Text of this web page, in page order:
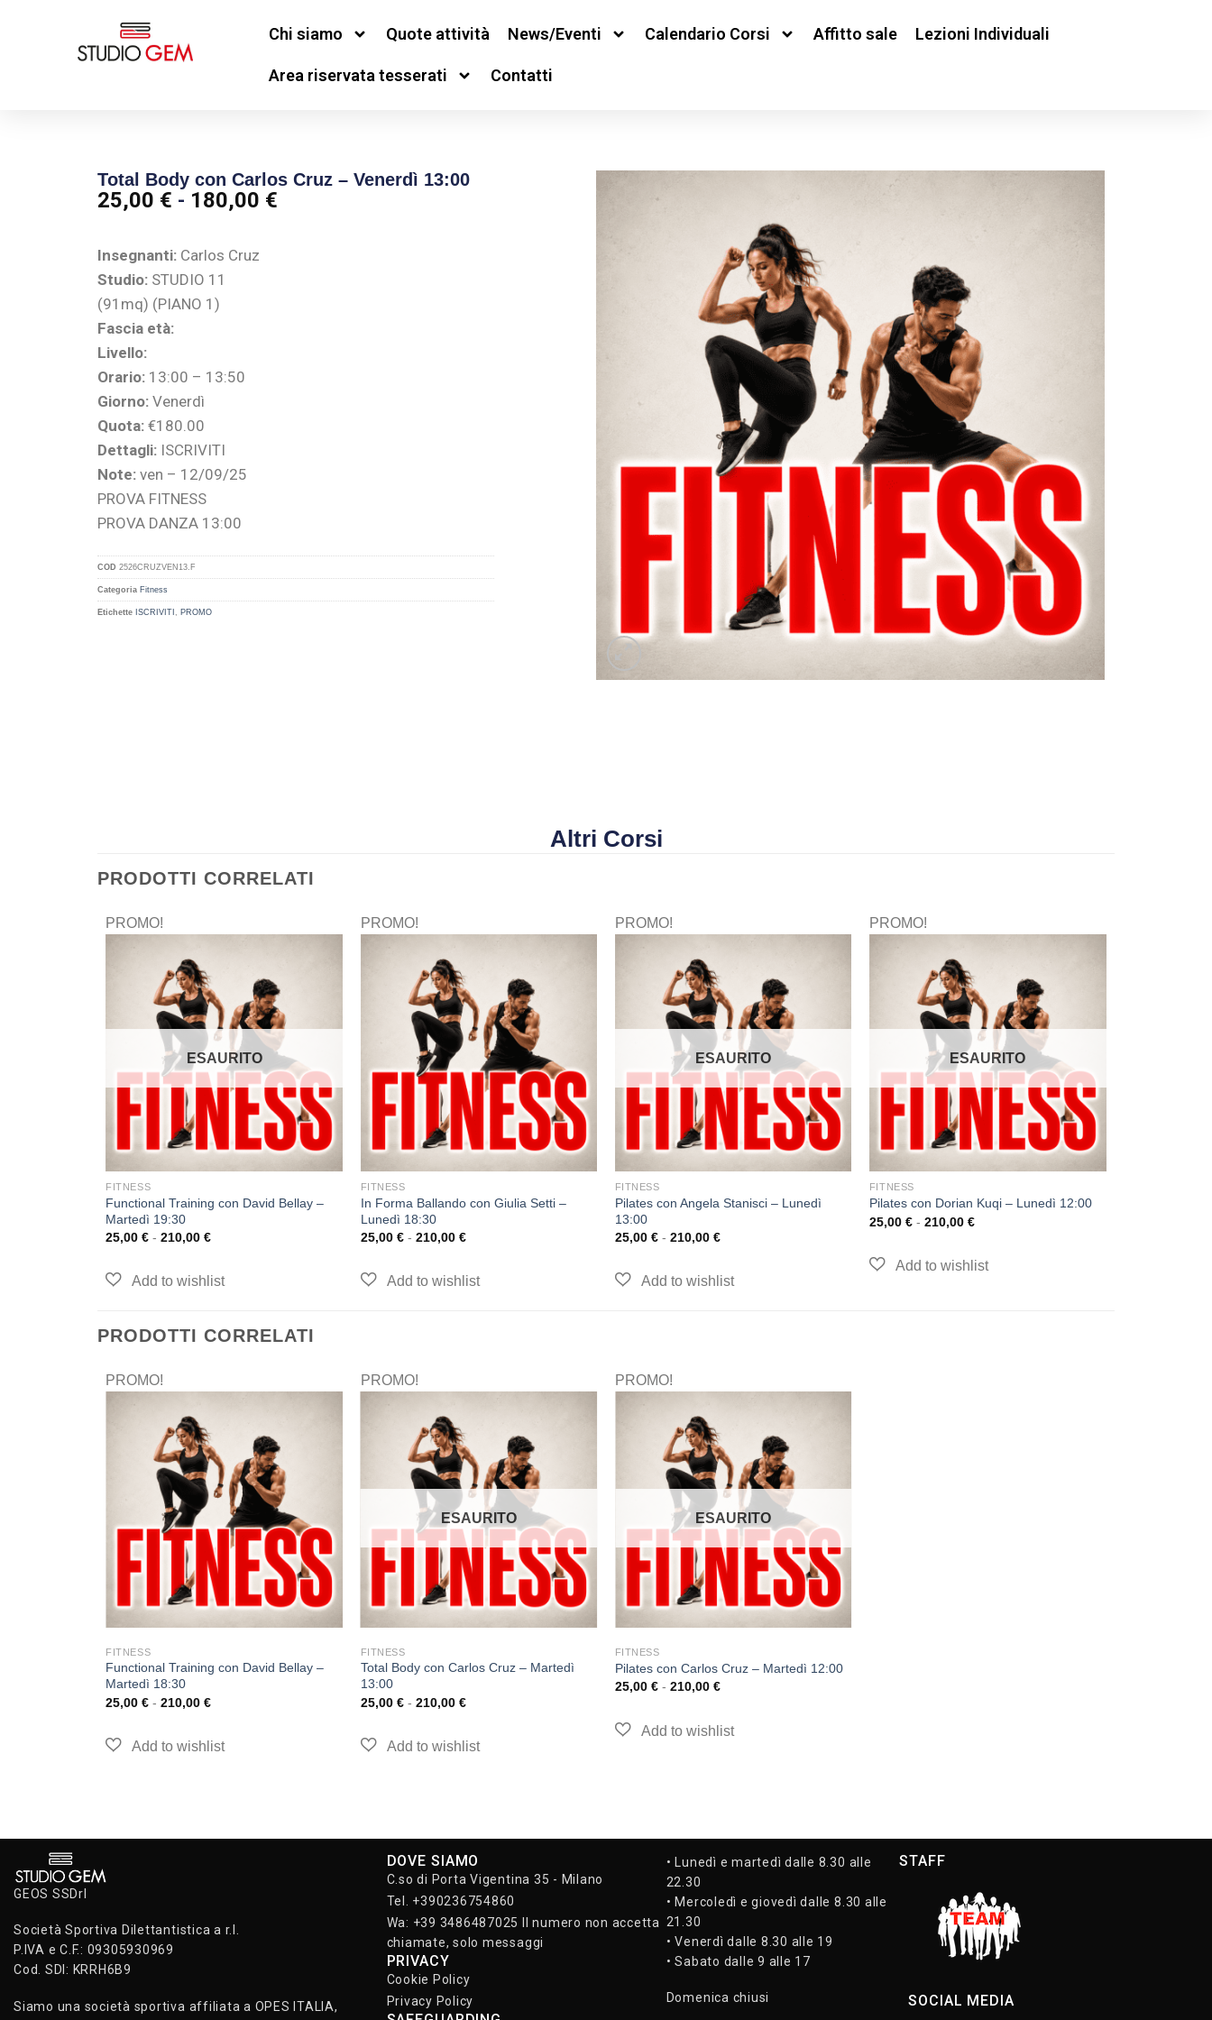
Chi siamo Quote attività News/Eventi Calendario Corsi Affitto sale Lezioni Individuali
Area riservata tesserati Contatti
Total Body con Carlos Cruz – Venerdì 13:00
25,00 € - 180,00 €
Insegnanti:Carlos Cruz
Studio:STUDIO 11
(91mq) (PIANO 1)
Fascia età:
Livello:
Orario:13:00 – 13:50
Giorno:Venerdì
Quota:€180.00
Dettagli:ISCRIVITI
Note:ven – 12/09/25
PROVA FITNESS
PROVA DANZA 13:00
COD 2526CRUZVEN13.F
Categoria Fitness
Etichette ISCRIVITI , PROMO
Altri Corsi
PRODOTTI CORRELATI
PROMO!
ESAURITO
FITNESS
Functional Training con David Bellay –
Martedì 19:30
25,00€ - 210,00€
PROMO!
FITNESS
In Forma Ballando con Giulia Setti –
Lunedì 18:30
25,00 € - 210,00 €
PROMO!
ESAURITO
FITNESS
Pilates con Angela Stanisci – Lunedì
13:00
25,00 € - 210,00 €
PROMO!
ESAURITO
FITNESS
Pilates con Dorian Kuqi – Lunedì 12:00
25,00 € - 210,00 €
PRODOTTI CORRELATI
PROMO!
FITNESS
Functional Training con David Bellay –
Martedì 18:30
25,00€ - 210,00€
PROMO!
ESAURITO
FITNESS
Total Body con Carlos Cruz – Martedì
13:00
25,00 € - 210,00 €
PROMO!
ESAURITO
FITNESS
Pilates con Carlos Cruz – Martedì 12:00
25,00 € - 210,00 €
GEOS SSDrl
Società Sportiva Dilettantistica a r.l.
P.IVA e C.F.: 09305930969
Cod. SDI: KRRH6B9
Siamo una società sportiva affiliata a OPES ITALIA,
DOVE SIAMO
C.so di Porta Vigentina 35 - Milano
Tel. +390236754860
Wa: +39 3486487025 Il numero non accetta
chiamate, solo messaggi
PRIVACY
Cookie Policy
Privacy Policy
• Lunedì e martedì dalle 8.30 alle
22.30
• Mercoledì e giovedì dalle 8.30 alle
21.30
• Venerdì dalle 8.30 alle 19
• Sabato dalle 9 alle 17
Domenica chiusi
STAFF
SOCIAL MEDIA